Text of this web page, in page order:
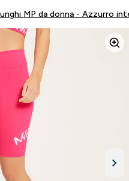
MP da donna - Azzurro